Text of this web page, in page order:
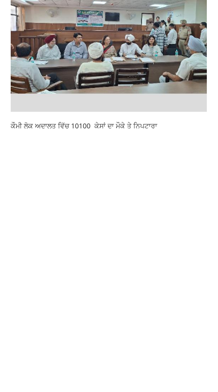
ਕੌਮੀ ਲੋਕ ਅਦਾਲਤ ਵਿੱਚ 10100 ਕੇਸਾਂ ਦਾ ਮੌਕੇ ਤੇ ਨਿਪਟਾਰਾ